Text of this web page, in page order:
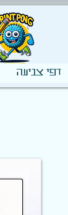
דפי צביעה